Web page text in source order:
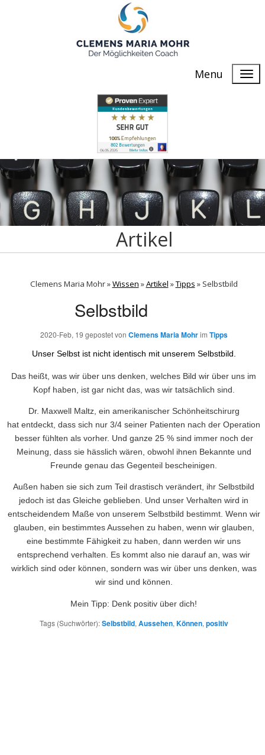
Menu
Artikel
Clemens Maria Mohr »Wissen »Artikel »Tipps » Selbstbild
Selbstbild
2020-Feb, 19 gepostet von Clemens Maria Mohrim Tipps
Unser Selbst ist nicht identisch mit unserem Selbstbild.
Das heißt, was wir über uns denken, welches Bild wir über uns im
Kopf haben, ist gar nicht das, was wir tatsächlich sind.
Dr. Maxwell Maltz, ein amerikanischer Schönheitschirurg
hat entdeckt, dass sich nur 3/4 seiner Patienten nach der Operation
besser fühlten als vorher. Und ganze 25 % sind immer noch der
Meinung, dass sie hässlich wären, obwohl ihnen Bekannte und
Freunde genau das Gegenteil bescheinigen.
Außen haben sie sich zum Teil drastisch verändert, ihr Selbstbild
jedoch ist das Gleiche geblieben. Und unser Verhalten wird in
entscheidendem Maße von unserem Selbstbild bestimmt. Wenn wir
glauben, ein bestimmtes Aussehen zu haben, wenn wir glauben,
eine bestimmte Fähigkeit zu haben, dann werden wir uns
entsprechend verhalten. Es kommt also nie darauf an, was wir
wirklich sind oder können, sondern was wir über uns denken, was
wir sind und können.
Mein Tipp: Denk positiv über dich!
Tags (Suchwörter):Selbstbild, Aussehen, Können, positiv